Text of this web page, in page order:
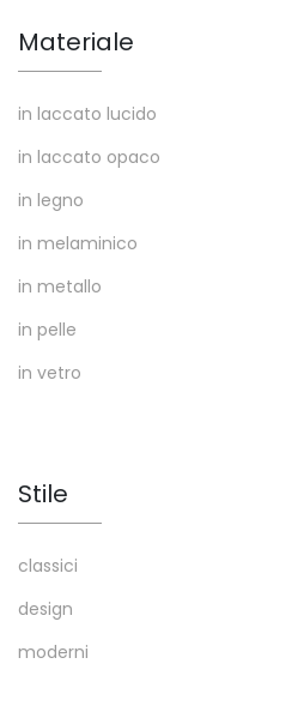
Materiale
in laccato lucido
in laccato opaco
in legno
in melaminico
in metallo
in pelle
in vetro
Stile
classici
design
moderni